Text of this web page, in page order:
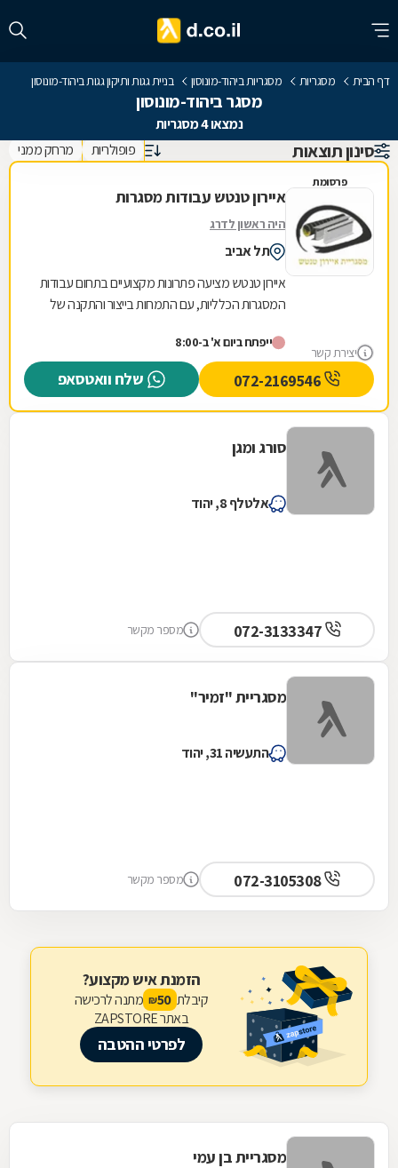
דף הבית מסגריות מסגריות ביהוד-מונוסון בניית גגות ותיקון גגות ביהוד-מונוסון
מסגר ביהוד-מונוסון
נמצאו 4 מסגריות
סינון תוצאות פופולריות מרחק ממני
פרסומת
יצירת קשר
איירון טנטש עבודות מסגרות
היה ראשון לדרג
תל אביב
איירון טנטש מציעה פתרונות מקצועיים בתחום עבודות
המסגרות הכלליות, עם התמחות בייצור והתקנה של
מתמחה...
ייפתח ביום א' ב-8:00
שלח וואטסאפ
סורג ומגן
אלטלף 8, יהוד
מספר מקשר
מסגריית "זמיר"
התעשיה 31, יהוד
072-3105308 מספר מקשר
הזמנת איש מקצוע?
קיבלת 50
₪ מתנה לרכישה
באתר ZAPSTORE
לפרטי ההטבה
מסגריית בן עמי